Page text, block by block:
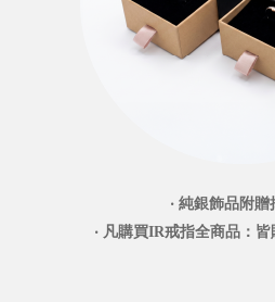
‧ 純銀飾品附贈
‧ 凡購買IR戒指全商品：